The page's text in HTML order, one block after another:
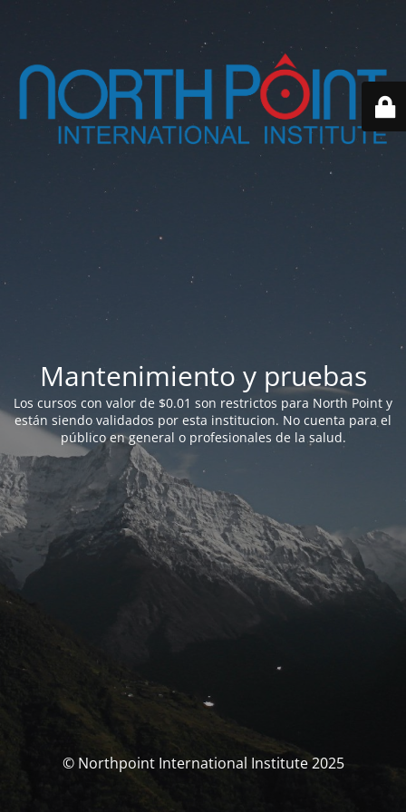
Mantenimiento y pruebas
Los cursos con valor de $0.01 son restrictos para North Point y
están siendo validados por esta institucion. No cuenta para el
público en general o profesionales de la salud.
© Northpoint International Institute 2025